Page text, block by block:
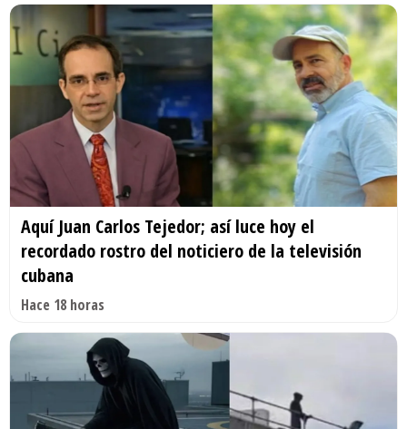
Aquí Juan Carlos Tejedor; así luce hoy el
recordado rostro del noticiero de la televisión
cubana
Hace 18 horas